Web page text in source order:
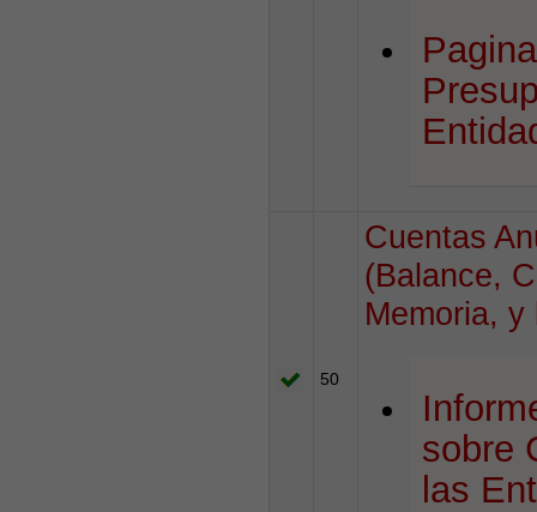
50
Cuentas
(Balance,
Memoria,
sobre
las